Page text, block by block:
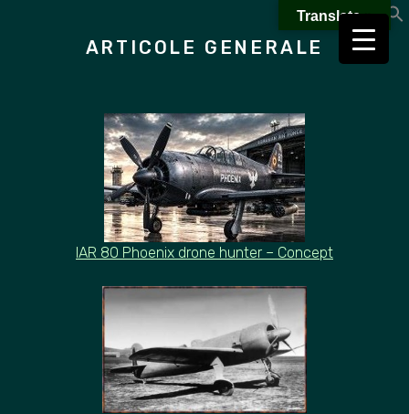
ARTICOLE GENERALE
IAR 80 Phoenix drone hunter – Concept
Translate »